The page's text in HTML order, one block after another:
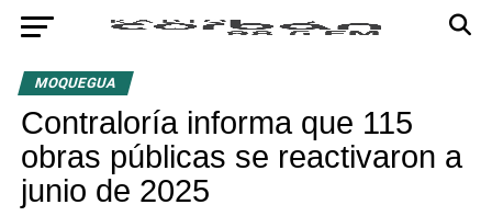
MOQUEGUA
Contraloría informa que 115
obras públicas se reactivaron a
junio de 2025